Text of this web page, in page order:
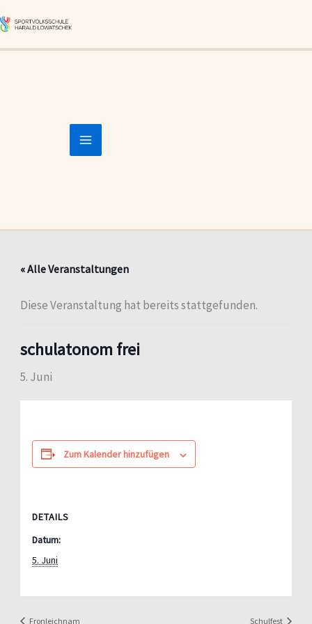
Inhalt
springen
« Alle Veranstaltungen
Diese Veranstaltung hat bereits stattgefunden.
schulatonom frei
5. Juni
Zum Kalender hinzufügen
DETAILS
Datum:
5. Juni
Fronleichnam Schulfest